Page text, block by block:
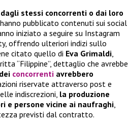
stessi concorrenti o dai loro
pubblicato contenuti sui social
iniziato a seguire su Instagram
offrendo ulteriori indizi sullo
citato quello di Eva Grimaldi
“Filippine”, dettaglio che avrebbe
concorrenti avrebbero
riservate attraverso post e
indiscrezioni, la produzione
e persone vicine ai naufraghi
previsti dal contratto.